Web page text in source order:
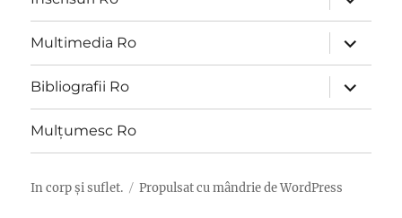
meniul
copil
Multimedia Ro
extinde
meniul
copil
Bibliografii Ro
extinde
meniul
copil
Mulțumesc Ro
In corp și suflet. Propulsat cu mândrie deWordPress